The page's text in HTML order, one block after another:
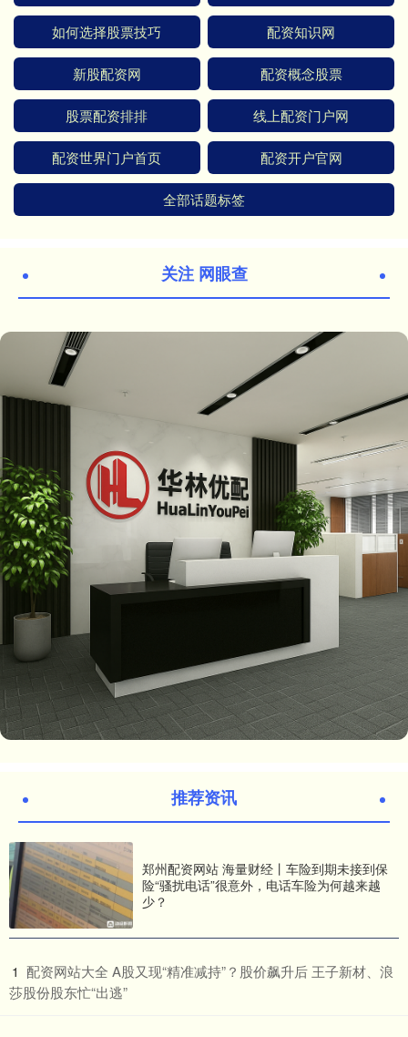
如何选择股票技巧 配资知识网
新股配资网 配资概念股票
股票配资排排 线上配资门户网
配资世界门户首页 配资开户官网
全部话题标签
关注 网眼查
推荐资讯
郑州配资网站 海量财经丨车险到期未接到保
险“骚扰电话”很意外，电话车险为何越来越
少？
1 ​配资网站大全 A股又现“精准减持”？股价飙升后 王子新材、浪
莎股份股东忙“出逃”